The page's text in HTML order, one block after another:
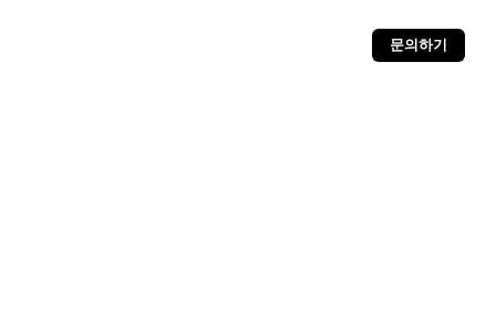
문의하기